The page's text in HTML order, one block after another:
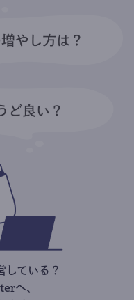
している？
へ、